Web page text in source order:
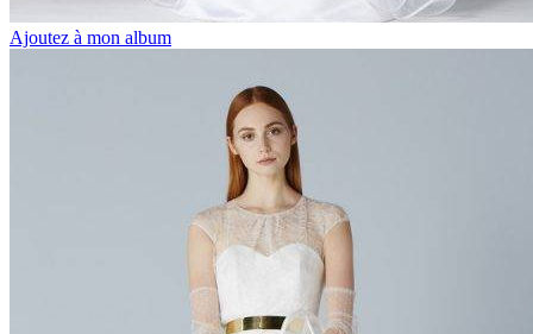
Ajoutez à mon album